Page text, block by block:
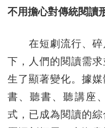
不用擔心對傳統閱讀
在短劇流行、碎
下，人們的閱讀需
生了顯著變化。據
書、聽書、聽講座
式，已成為閱讀的